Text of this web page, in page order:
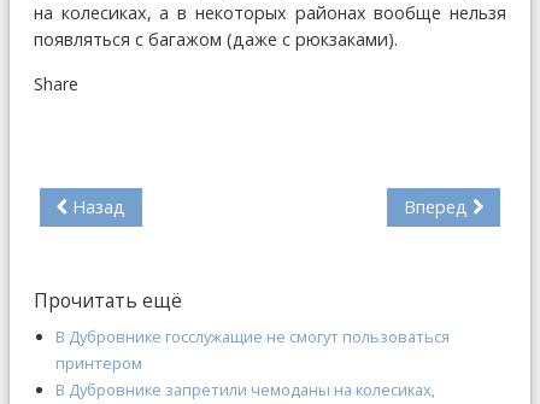
на колесиках, а в некоторых районах вообще нельзя
появляться с багажом (даже с рюкзаками).
Share
Назад Вперед
Прочитать ещё
В Дубровнике госслужащие не смогут пользоваться
принтером
В Дубровнике запретили чемоданы на колесиках,